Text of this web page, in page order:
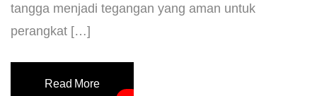
tangga menjadi tegangan yang aman untuk
perangkat […]
Read More